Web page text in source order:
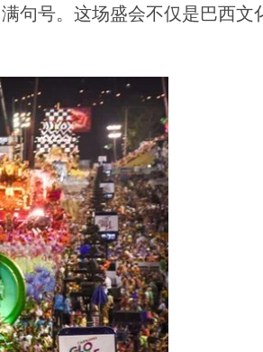
句号。这场盛会不仅是巴西文